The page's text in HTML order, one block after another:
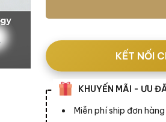
KẾT NỐI
KHUYẾN MÃI - ƯU
Miễn phí ship đơn